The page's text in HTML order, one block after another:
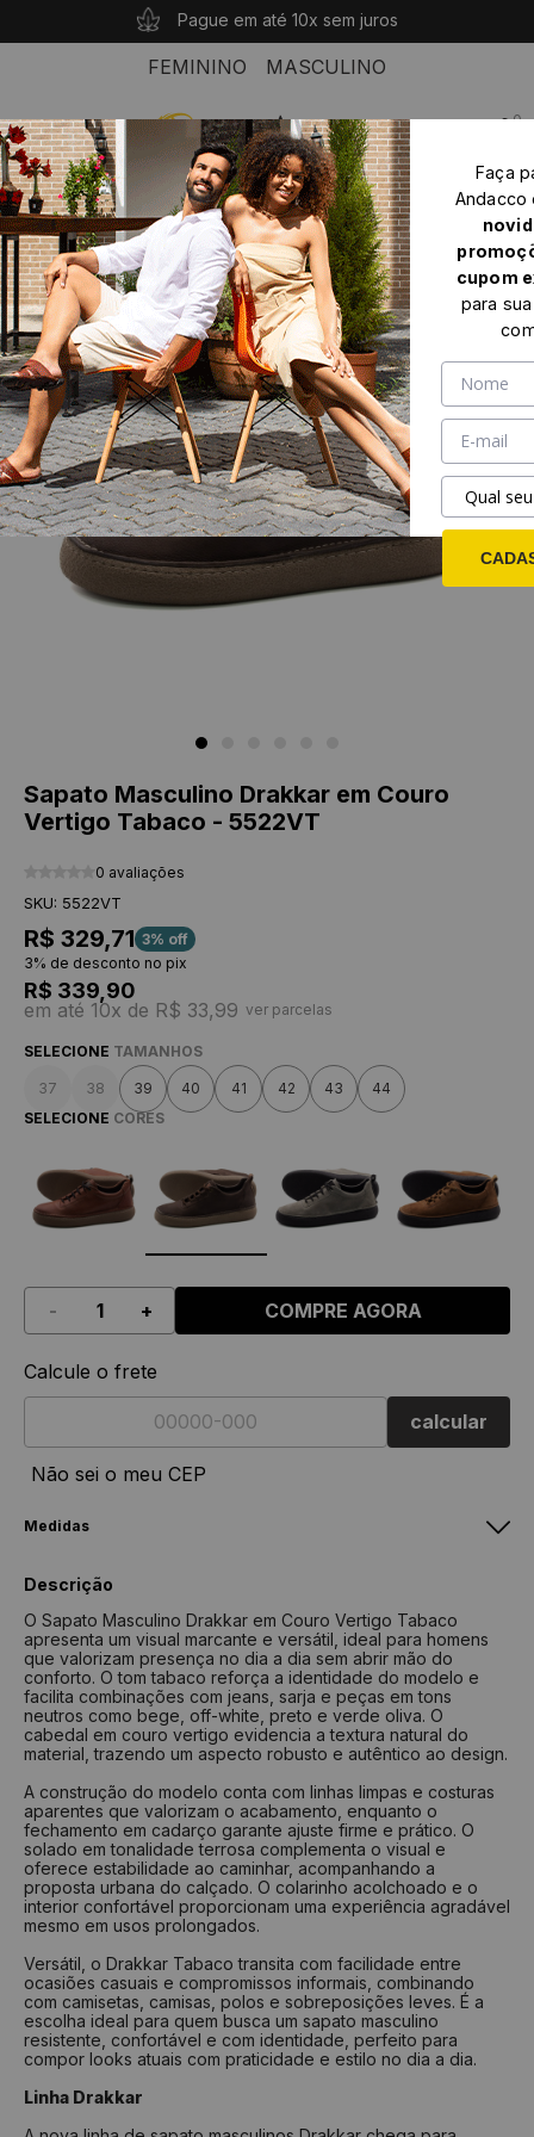
Compras acima de R$ 339 seu frete é grátis!
Pague em até 10x sem juros
10% OFF com o cupom: PRIMEIROANDACCO
FEMININO MASCULINO
0
Home Masculino
Sapato Masculino
Sapato Masculino Drakkar em Couro Vertigo Tabaco - 5522VT
Sapato Masculino Drakkar em Couro
Vertigo Tabaco - 5522VT
0 avaliações
SKU: 5522VT
R$ 329,71 3% off
3% de desconto no pix
R$ 339,90
em até 10x de R$ 33,99 ver parcelas
SELECIONE TAMANHOS
37 38 39 40 41 42 43
44
SELECIONE CORES
+
- COMPRE AGORA
Calcule o frete
calcular
Não sei o meu CEP
Medidas
33
22 cm 37
24,6 cm
34
22,7 cm 38
25,4 cm
35
23,4 cm 39
26 cm
36
24 cm 40
26,7 cm
38
25,4 cm 42
28 cm
39
26 cm 43
28,7 cm
40
26,7 cm 44 29,4 cm
Como medir?
Centralize seu pé em uma folha de papel
Faça um risco a partir do seu calcanhar
Repita o risco na frente do dedão
Tire a medida do comprimento das linhas
Verifique na tabela qual a numeração indicada
Descrição
O Sapato Masculino Drakkar em Couro Vertigo Tabaco
apresenta um visual marcante e versátil, ideal para homens
que valorizam presença no dia a dia sem abrir mão do
conforto. O tom tabaco reforça a identidade do modelo e
facilita combinações com jeans, sarja e peças em tons
neutros como bege, off-white, preto e verde oliva. O
cabedal em couro vertigo evidencia a textura natural do
material, trazendo um aspecto robusto e autêntico ao design.
A construção do modelo conta com linhas limpas e costuras
aparentes que valorizam o acabamento, enquanto o
fechamento em cadarço garante ajuste firme e prático. O
solado em tonalidade terrosa complementa o visual e
oferece estabilidade ao caminhar, acompanhando a
proposta urbana do calçado. O colarinho acolchoado e o
interior confortável proporcionam uma experiência agradável
mesmo em usos prolongados.
Versátil, o Drakkar Tabaco transita com facilidade entre
ocasiões casuais e compromissos informais, combinando
com camisetas, camisas, polos e sobreposições leves. É a
escolha ideal para quem busca um sapato masculino
resistente, confortável e com identidade, perfeito para
compor looks atuais com praticidade e estilo no dia a dia.
Linha Drakkar
Faça
cupom
para